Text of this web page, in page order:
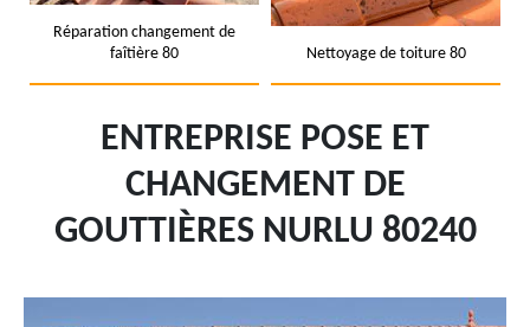
Réparation changement de
faîtière 80
Nettoyage de toiture 80
ENTREPRISE POSE ET
CHANGEMENT DE
GOUTTIÈRES NURLU 80240